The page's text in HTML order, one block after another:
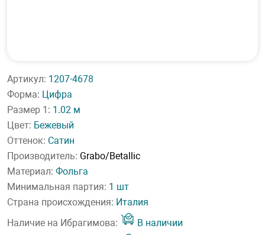
Артикул: 1207-4678
Форма: Цифра
Размер 1: 1.02 м
Цвет: Бежевый
Оттенок: Сатин
Производитель: Grabo/Betallic
Материал: Фольга
Минимальная партия: 1 шт
Страна происхождения: Италия
Наличие на Ибрагимова:
В наличии